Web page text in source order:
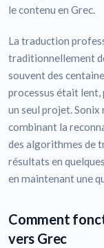
le contenu en Grec.
La traduction
traditionnellement
souvent des
processus était lent,
un seul projet.
combinant la
des algorithmes de
résultats en
en maintenant une
Comment
vers Grec